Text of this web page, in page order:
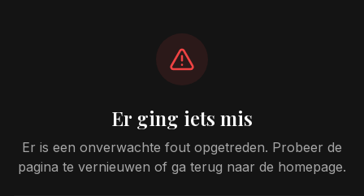
Er ging iets mis
Er is een onverwachte fout opgetreden. Probeer de
pagina te vernieuwen of ga terug naar de homepage.